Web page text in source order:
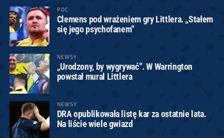
PDC
Clemens pod wrażeniem gry Littlera. „Stałem
się jego psychofanem”
NEWSY
„Urodzony, by wygrywać”. W Warrington
powstał mural Littlera
NEWSY
DRA opublikowała listę kar za ostatnie lata.
Na liście wiele gwiazd